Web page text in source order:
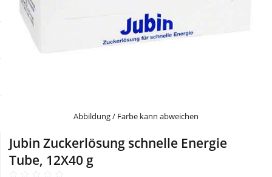
Sale
Schnäppchen
Täglich gut versorgt
Körperpflege & Kosmetik
Liebe & Erotik
Nahrungsergänzung
Natur & Homöopathie
Physiogel
Aliud Pharma
Abbildung / Farbe kann abweichen
Jubin Zuckerlösung schnelle Energie
Tube, 12X40 g